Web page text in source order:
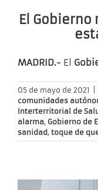
El Gobierno
MADRID.- El
05 de mayo de 2021
comunidades
Interterritorial de
alarma, Gobierno de
sanidad, toque de